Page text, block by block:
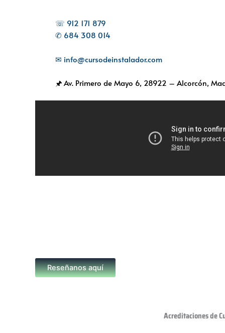
☏ 912 171 879
✆ 684 308 014
✉ info@cursodeinstalador.com
🖈 Av. Primero de Mayo 6, 28922 – Alcorcón,
Reseñanos aquí
Acreditaciones de